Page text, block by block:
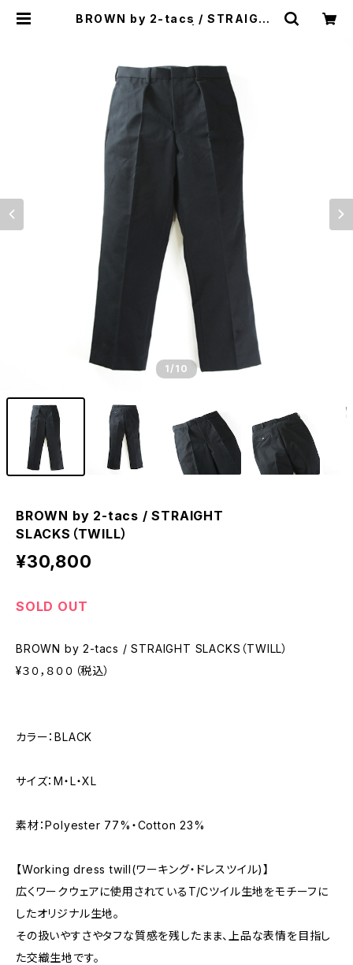
BROWN by 2-tacs / STRAIGHT
1 /10
BROWN by 2-tacs / STRAIGHT
SLACKS（TWILL）
¥30,800
SOLD OUT
BROWN by 2-tacs / STRAIGHT SLACKS（TWILL）
¥３０，８００（税込）
カラー：BLACK
サイズ：M・L・XL
素材：Polyester 77%・Cotton 23%
【Working dress twill(ワーキング・ドレスツイル)】
広くワークウェアに使用されているT/Cツイル生地をモチーフに
したオリジナル生地。
その扱いやすさやタフな質感を残したまま、上品な表情を目指し
た交織生地です。